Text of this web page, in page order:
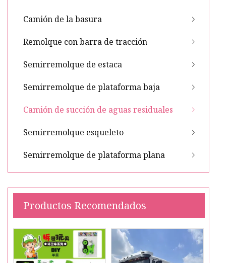
Camión de la basura
Remolque con barra de tracción
Semirremolque de estaca
Semirremolque de plataforma baja
Camión de succión de aguas residuales
Semirremolque esqueleto
Semirremolque de plataforma plana
Productos Recomendados